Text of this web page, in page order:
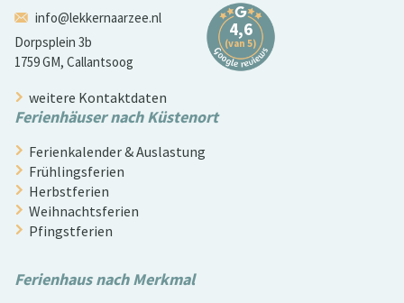
info@lekkernaarzee.nl
Dorpsplein 3b
1759 GM, Callantsoog
weitere Kontaktdaten
Ferienhäuser nach Küstenort
Ferienkalender & Auslastung
Frühlingsferien
Herbstferien
Weihnachtsferien
Pfingstferien
Ferienhaus nach Merkmal